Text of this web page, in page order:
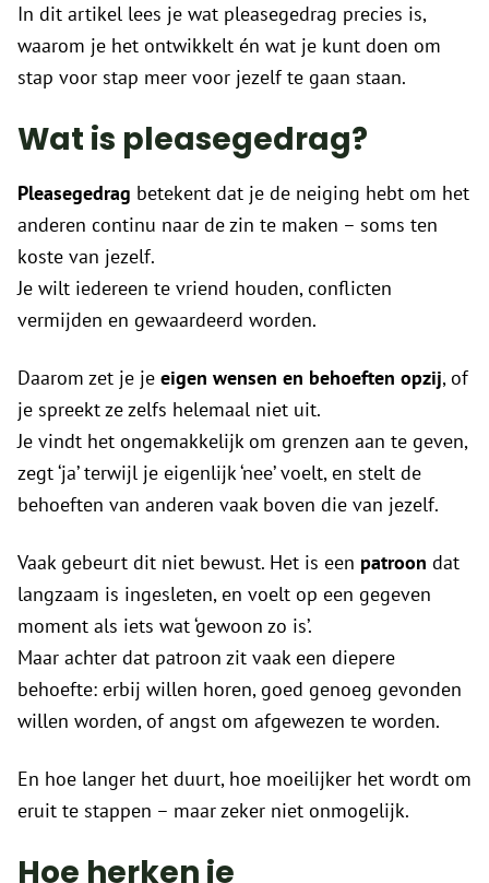
In dit artikel lees je wat pleasegedrag precies is,
waarom je het ontwikkelt én wat je kunt doen om
stap voor stap meer voor jezelf te gaan staan.
Wat is pleasegedrag?
Pleasegedrag betekent dat je de neiging hebt om het
anderen continu naar de zin te maken – soms ten
koste van jezelf.
Je wilt iedereen te vriend houden, conflicten
vermijden en gewaardeerd worden.
Daarom zet je je eigen wensen en behoeften opzij, of
je spreekt ze zelfs helemaal niet uit.
Je vindt het ongemakkelijk om grenzen aan te geven,
zegt ‘ja’ terwijl je eigenlijk ‘nee’ voelt, en stelt de
behoeften van anderen vaak boven die van jezelf.
Vaak gebeurt dit niet bewust. Het is een patroon dat
langzaam is ingesleten, en voelt op een gegeven
moment als iets wat ‘gewoon zo is’.
Maar achter dat patroon zit vaak een diepere
behoefte: erbij willen horen, goed genoeg gevonden
willen worden, of angst om afgewezen te worden.
En hoe langer het duurt, hoe moeilijker het wordt om
eruit te stappen – maar zeker niet onmogelijk.
Hoe herken je